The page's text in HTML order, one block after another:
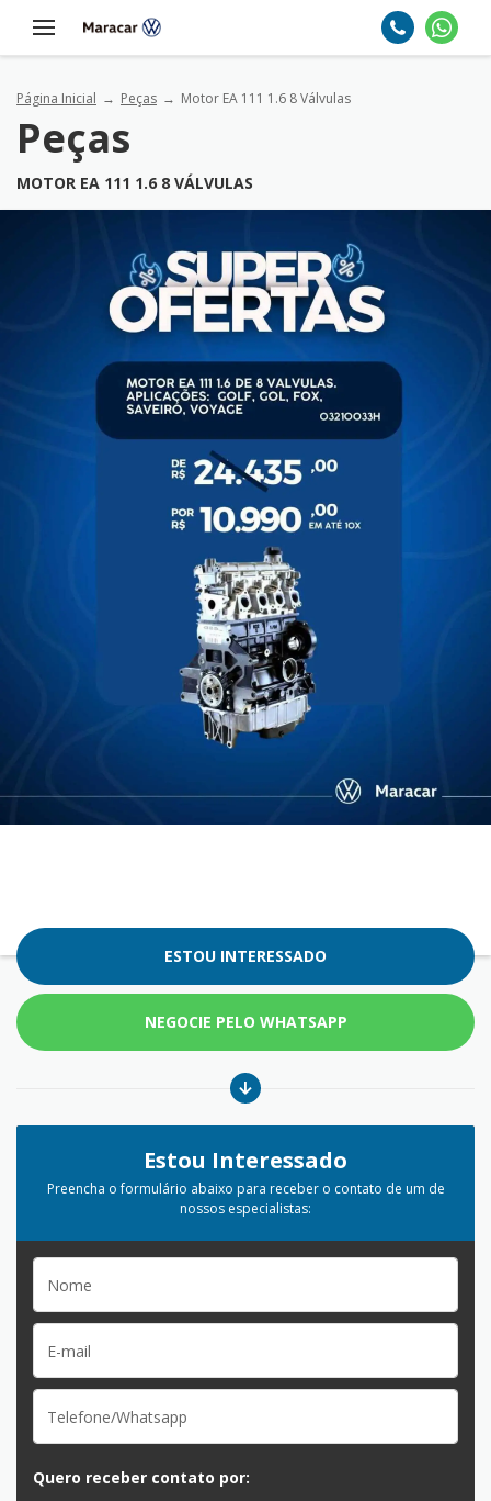
Página Inicial Peças Motor EA 111 1.6 8 Válvulas
Peças
MOTOR EA 111 1.6 8 VÁLVULAS
ESTOU INTERESSADO
NEGOCIE PELO WHATSAPP
Estou Interessado
Preencha o formulário abaixo para receber o contato de um de
nossos especialistas:
Quero receber contato por: